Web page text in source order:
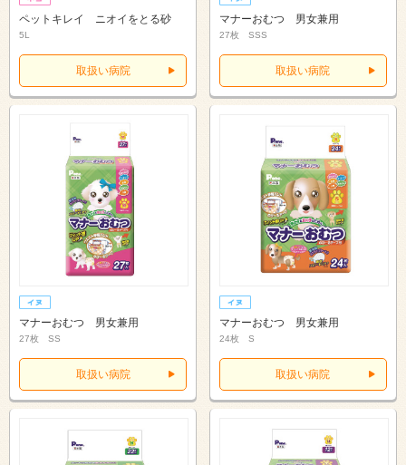
ペットキレイ ニオイをとる砂
5L
取扱い病院
マナーおむつ 男女兼用
27枚 SSS
取扱い病院
マナーおむつ 男女兼用
27枚 SS
取扱い病院
マナーおむつ 男女兼用
24枚 S
取扱い病院